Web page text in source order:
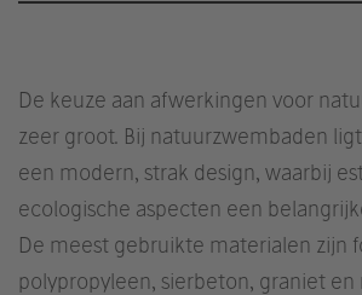
De keuze aan afwerkingen voor
zeer groot. Bij natuurzwembaden
een modern, strak design, waarbij
ecologische aspecten een
De meest gebruikte materialen zijn
polypropyleen, sierbeton, graniet en